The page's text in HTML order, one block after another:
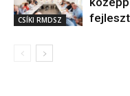
CSÍKI RMDSZ